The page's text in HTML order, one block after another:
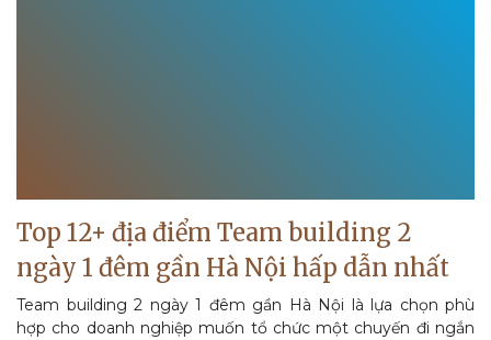
Top 12+ địa điểm Team building 2
ngày 1 đêm gần Hà Nội hấp dẫn nhất
Team building 2 ngày 1 đêm gần Hà Nội là lựa chọn phù
hợp cho doanh nghiệp muốn tổ chức một chuyến đi ngắn